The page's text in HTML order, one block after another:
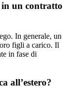
in un contratto
In generale, un
figli a carico. Il
in fase di
all’estero?